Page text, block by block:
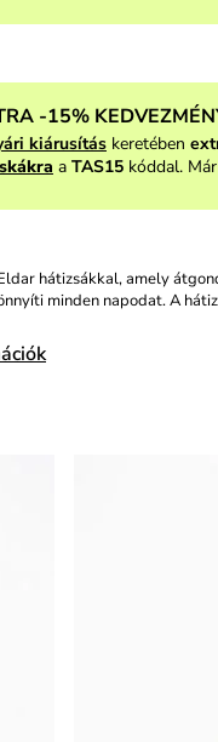
-15%
kiárusítás keretében
a TAS15kóddal.
hátizsákkal, amely
minden napodat. A